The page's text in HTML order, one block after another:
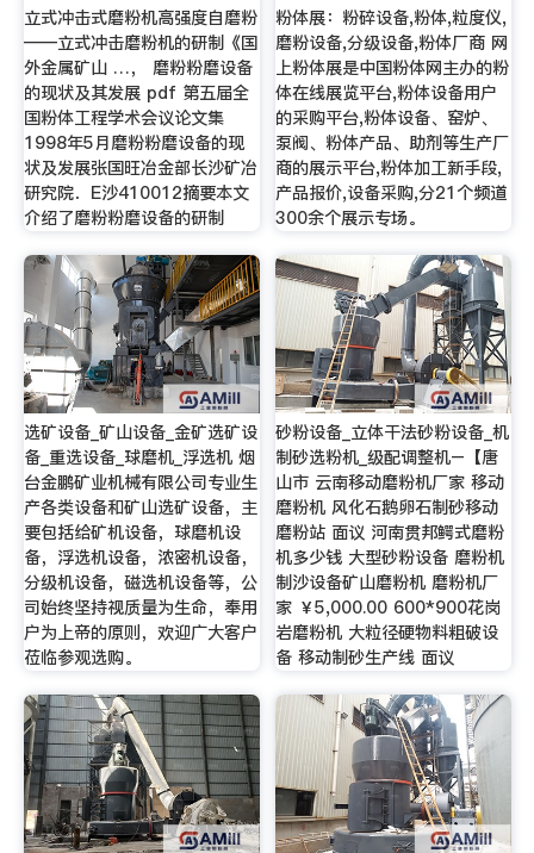
立式冲击式磨粉机高强度自磨粉
——立式冲击磨粉机的研制《国
外金属矿山 …， 磨粉粉磨设备
的现状及其发展 pdf 第五届全
国粉体工程学术会议论文集
1998年5月磨粉粉磨设备的现
状及发展张国旺冶金部长沙矿冶
研究院．E沙410012摘要本文
介绍了磨粉粉磨设备的研制
粉体展：粉碎设备,粉体,粒度仪,
磨粉设备,分级设备,粉体厂商 网
上粉体展是中国粉体网主办的粉
体在线展览平台,粉体设备用户
的采购平台,粉体设备、窑炉、
泵阀、粉体产品、助剂等生产厂
商的展示平台,粉体加工新手段,
产品报价,设备采购,分21个频道
300余个展示专场。
选矿设备_矿山设备_金矿选矿设
备_重选设备_球磨机_浮选机 烟
台金鹏矿业机械有限公司专业生
产各类设备和矿山选矿设备，主
要包括给矿机设备，球磨机设
备，浮选机设备，浓密机设备，
分级机设备，磁选机设备等，公
司始终坚持视质量为生命，奉用
户为上帝的原则，欢迎广大客户
莅临参观选购。
砂粉设备_立体干法砂粉设备_机
制砂选粉机_级配调整机–【唐
山市 云南移动磨粉机厂家 移动
磨粉机 风化石鹅卵石制砂移动
磨粉站 面议 河南贯邦鳄式磨粉
机多少钱 大型砂粉设备 磨粉机
制沙设备矿山磨粉机 磨粉机厂
家 ￥5,000.00 600*900花岗
岩磨粉机 大粒径硬物料粗破设
备 移动制砂生产线 面议